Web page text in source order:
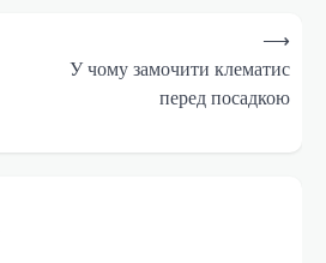
У чому замочити клематис
перед посадкою
⟶